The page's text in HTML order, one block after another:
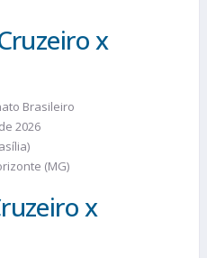
x
Brasileiro
2026
(MG)
x